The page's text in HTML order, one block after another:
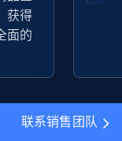
877+
Description,
Discount percent,
获得
面的
联系销售团队